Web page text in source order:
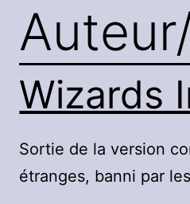
Livres
Audio
Wizards
Sortie de la version
étranges, banni par